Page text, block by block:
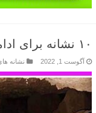
۱۰ نشانه برای ادامه حفاری
آگوست 1, 2022 نشانه